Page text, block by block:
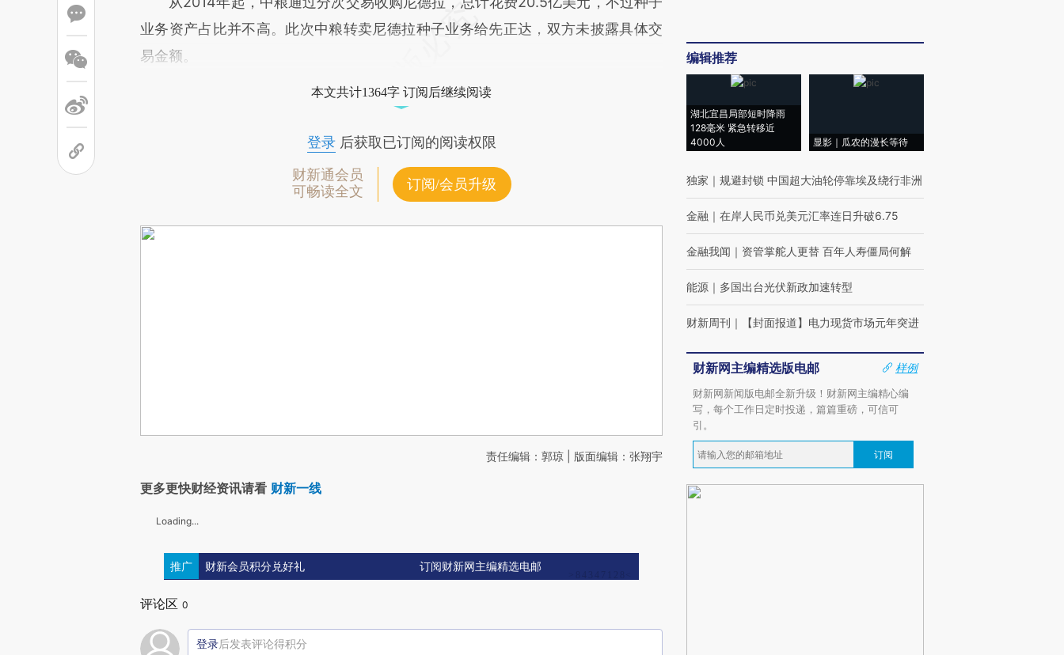
业务资产占比并不高。此次中粮转卖尼德拉种子业务给先正达，双方未披露具体交
易金额。
本文共计1364字 订阅后继续阅读
登录后获取已订阅的阅读权限
财新通会员
可畅读全文
订阅/会员升级
责任编辑：郭琼 | 版面编辑：张翔宇
更多更快财经资讯请看 财新一线
Loading...
推广 财新会员积分兑好礼 订阅财新网主编精选电邮
评论区 0
登录后发表评论得积分
编辑推荐
湖北宜昌局部短时降雨
128毫米 紧急转移近
4000人
显影｜瓜农的漫长等待
独家 ｜ 规避封锁 中国超大油轮停靠埃及绕行非洲
金融 ｜ 在岸人民币兑美元汇率连日升破6.75
金融我闻 ｜ 资管掌舵人更替 百年人寿僵局何解
能源 ｜ 多国出台光伏新政加速转型
财新周刊 ｜ 【封面报道】电力现货市场元年突进
财新网主编精选版电邮
样例
财新网新闻版电邮全新升级！财新网主编精心编
写，每个工作日定时投递，篇篇重磅，可信可
引。
订阅